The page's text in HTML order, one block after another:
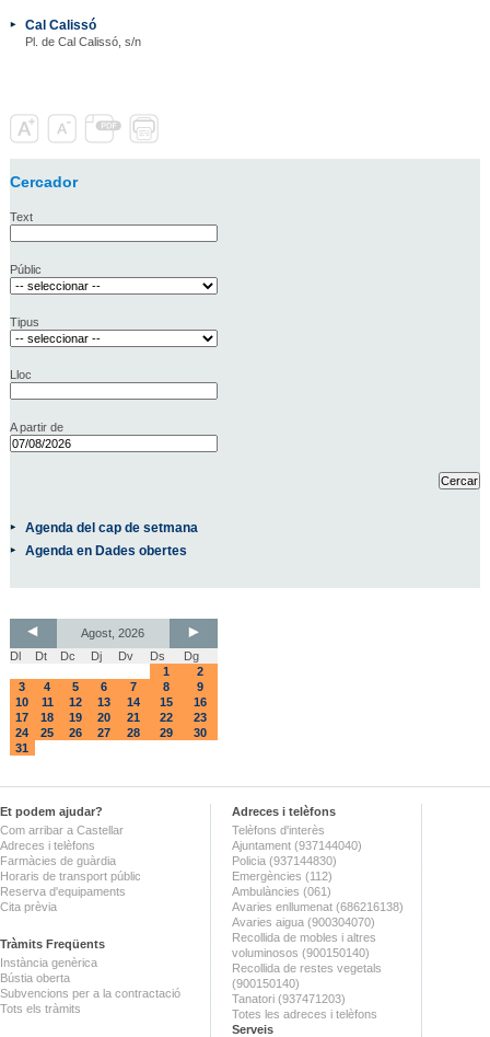
Cal Calissó
Pl. de Cal Calissó, s/n
Cercador
Text
Públic
Tipus
Lloc
A partir de
Agenda del cap de setmana
Agenda en Dades obertes
Agost, 2026
Dl
Dt Dc Dj Dv Ds
Dg
1
2
3
4 5 6 7 8
9
10
11 12 13 14 15
16
17
18 19 20 21 22
23
24
25 26 27 28 29
30
31
Et podem ajudar?
Com arribar a Castellar
Adreces i telèfons
Farmàcies de guàrdia
Horaris de transport públic
Reserva d'equipaments
Cita prèvia
Tràmits Freqüents
Instància genèrica
Bústia oberta
Subvencions per a la contractació
Tots els tràmits
Adreces i telèfons
Telèfons d'interès
Ajuntament (937144040)
Policia (937144830)
Emergències (112)
Ambulàncies (061)
Avaries enllumenat (686216138)
Avaries aigua (900304070)
Recollida de mobles i altres
voluminosos (900150140)
Recollida de restes vegetals
(900150140)
Tanatori (937471203)
Totes les adreces i telèfons
Serveis